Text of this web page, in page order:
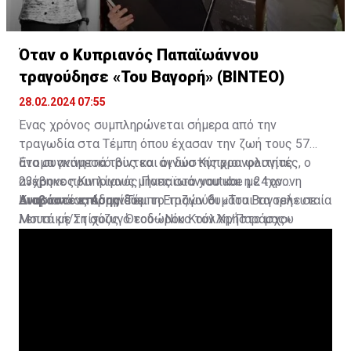
Όταν ο Κυπριανός Παπαϊωάννου
τραγούδησε «Του Βαγορή» (ΒΙΝΤΕΟ)
28.02.2024 07:55
Ένας χρόνος συμπληρώνεται σήμερα από την
τραγωδία στα Τέμπη όπου έχασαν την ζωή τους 57
άτομα ανάμεσά τους και οι δύο Κύπριοι φοιτητές, ο
23χρονος Κυπριανός Παπαϊωάννου και η 24χρονη
Αναστασίας Αδαμίδου.
Ένα συγκινητικό βίντεο άγνωστης χρονολογίας
ανέβηκε πριν λίγους μήνες στο youtube με τον
Κυπριανό να ερμηνεύει το τραγούδι «Του Βαγορή» σε
Μουσική/Στίχους Θεοδώρου Κούλλη/Παράσχου
Διαβάστε επίσης:Τέμπη:Επιζών θυμάται τα τελευταία
λεπτά με τη σύζυγό του-«Νίκο τον Χρήστο μας»